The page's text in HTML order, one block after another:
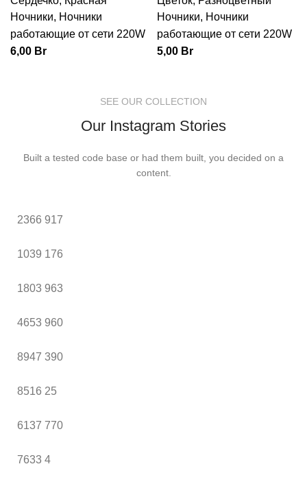
Ночники, Ночники
работающие от сети 220W
6,00 Br
Ночники, Ночники
работающие от сети 220W
5,00 Br
SEE OUR COLLECTION
Our Instagram Stories
Built a tested code base or had them built, you decided on a
content.
2366 917
1039 176
1803 963
4653 960
8947 390
8516 25
6137 770
7633 4